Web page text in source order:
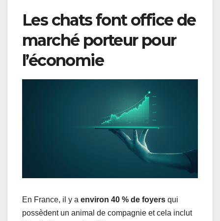
Les chats font office de
marché porteur pour
l’économie
En France, il y a environ 40 % de foyers qui
possèdent un animal de compagnie et cela inclut